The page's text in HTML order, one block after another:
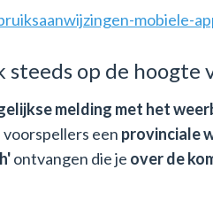
mobiele-
steeds op de hoogte
melding met het
een provinciale
ontvangen die je over de